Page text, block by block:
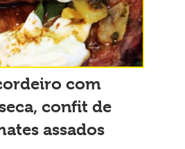
com
confit de
assados